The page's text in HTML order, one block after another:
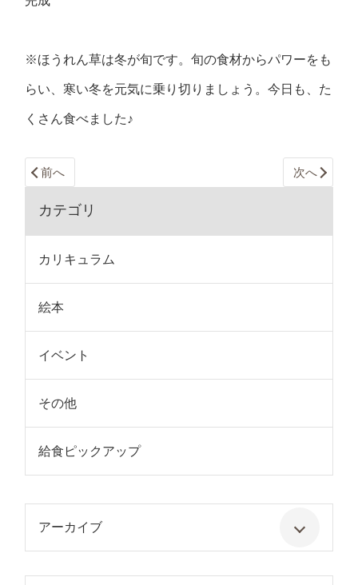
※ほうれん草は冬が旬です。旬の食材からパワーをも
らい、寒い冬を元気に乗り切りましょう。今日も、た
くさん食べました♪
前へ 次へ
カテゴリ
カリキュラム
絵本
イベント
その他
給食ピックアップ
アーカイブ